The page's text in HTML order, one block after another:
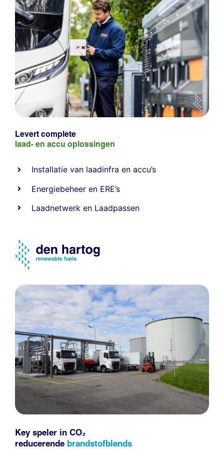
Levert complete
laad- en accu oplossingen
Installatie van laadinfra en accu’s
Energiebeheer en ERE’s
Laadnetwerk en Laadpassen
Key speler in CO₂
reducerende brandstofblends